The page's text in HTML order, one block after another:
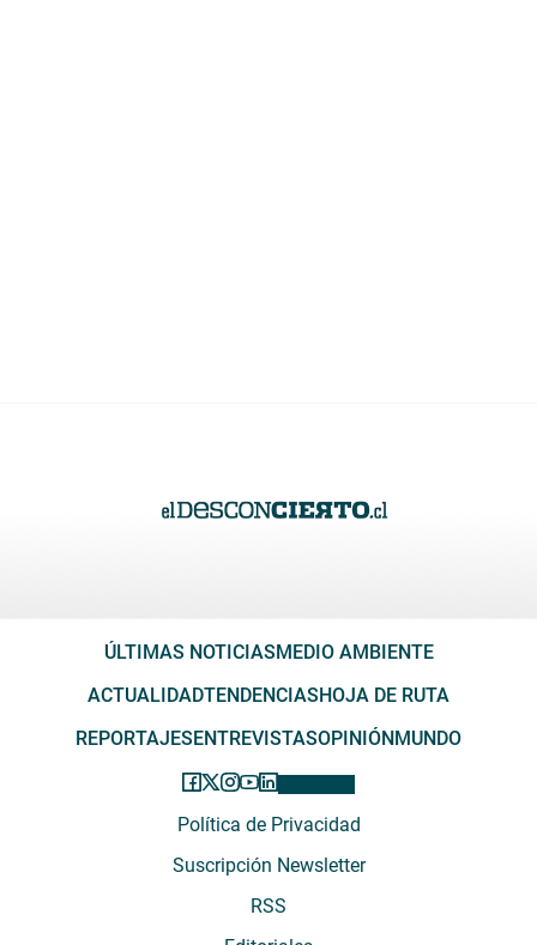
ÚLTIMAS NOTICIASMEDIO AMBIENTE
ACTUALIDADTENDENCIASHOJA DE RUTA
REPORTAJESENTREVISTASOPINIÓNMUNDO
Política de Privacidad
Suscripción Newsletter
RSS